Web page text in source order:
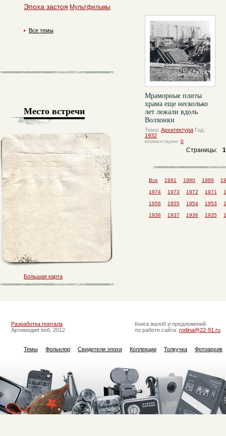
Мраморные плиты
храма еще несколько
лет лежали вдоль
Волхонки
Тема: Архитектура Год:
1932
комментарии: 0
Страницы: 1
Все 1991 1990 1989
1974 1973 1972 1971
1956 1955 1954 1953
1938 1937 1936 1935
Эпоха застоя Мультфильмы
Все темы
Место встречи
Большая карта
Разработка портала
Артимедия веб, 2012
Книга жалоб и предложений
по работе сайта: rodina@22-91.ru
Темы Фольклор Свидетели эпохи Коллекции Толкучка Фотоархив